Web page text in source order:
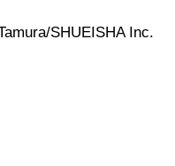
SHUEISHA Inc.